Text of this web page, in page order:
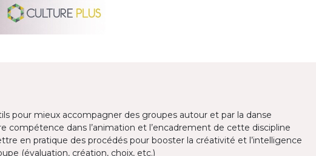
pour mieux accompagner des groupes autour et par la danse
compétence dans l’animation et l’encadrement de cette discipline
en pratique des procédés pour booster la créativité et l’intelligence
(évaluation, création, choix, etc.)